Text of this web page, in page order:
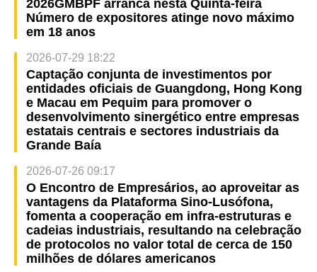
2026GMBPF arranca nesta Quinta-feira
Número de expositores atinge novo máximo
em 18 anos
2026-07-29 18:22
Captação conjunta de investimentos por
entidades oficiais de Guangdong, Hong Kong
e Macau em Pequim para promover o
desenvolvimento sinergético entre empresas
estatais centrais e sectores industriais da
Grande Baía
2026-07-26 09:17
O Encontro de Empresários, ao aproveitar as
vantagens da Plataforma Sino-Lusófona,
fomenta a cooperação em infra-estruturas e
cadeias industriais, resultando na celebração
de protocolos no valor total de cerca de 150
milhões de dólares americanos